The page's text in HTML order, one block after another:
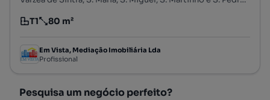
Tipologia
T1
Preço por metro quadrado
80 m²
Em Vista, Mediação Imobiliária Lda
Profissional
Pesquisa um negócio perfeito?